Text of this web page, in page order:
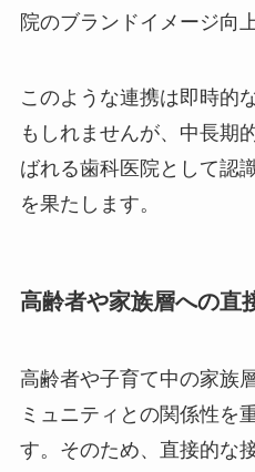
院のブランドイメージ向
このような連携は即時的
もしれませんが、中長期
ばれる歯科医院として認
を果たします。
高齢者や家族層への直
高齢者や子育て中の家族
ミュニティとの関係性を
す。そのため、直接的な